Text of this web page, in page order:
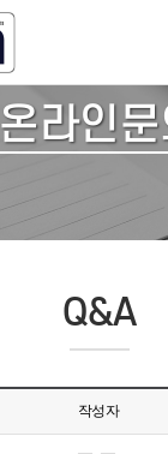
온라인
Q&A
작성자